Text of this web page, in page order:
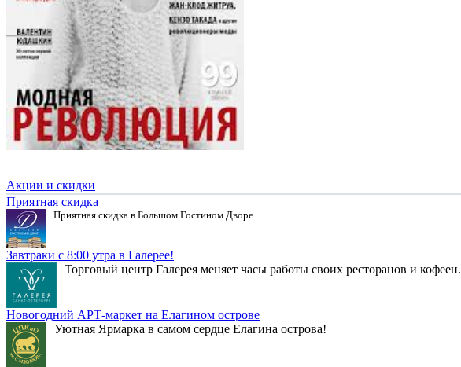
Акции и скидки
Приятная скидка
Приятная скидка в Большом Гостином Дворе
Завтраки с 8:00 утра в Галерее!
Торговый центр Галерея меняет часы работы своих ресторанов и кофеен.
Новогодний АРТ-маркет на Елагином острове
Уютная Ярмарка в самом сердце Елагина острова!